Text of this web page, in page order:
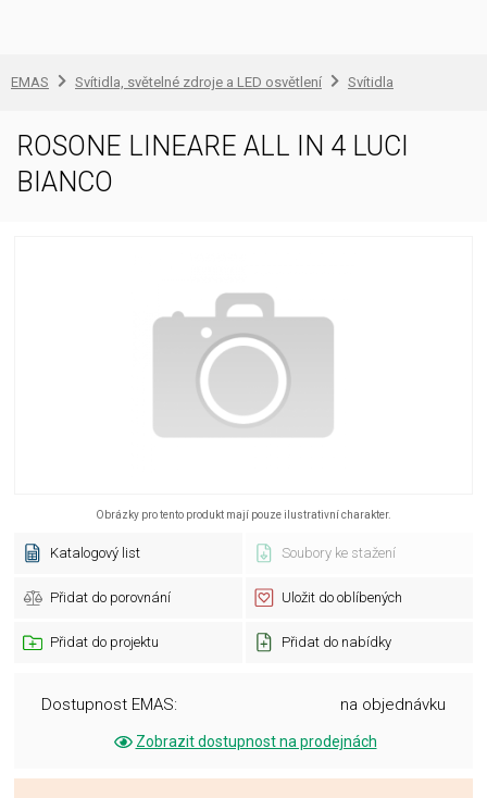
EMAS Svítidla, světelné zdroje a LED osvětlení Svítidla
ROSONE LINEARE ALL IN 4 LUCI
BIANCO
Obrázky pro tento produkt mají pouze ilustrativní charakter.
Katalogový list Soubory ke stažení
Přidat do porovnání Uložit do oblíbených
Přidat do projektu Přidat do nabídky
Dostupnost EMAS: na objednávku
Zobrazit dostupnost na prodejnách